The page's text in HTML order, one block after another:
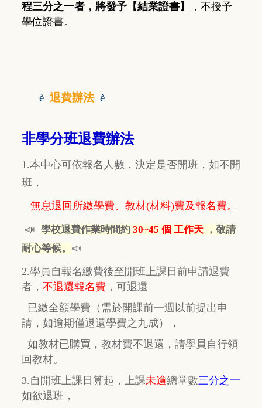
程三分之一者，將發予【結業證書】
，不授予
學位證書。
è 退費辦法 è
非學分班退費辦法
1.本中心可依報名人數，決定是否開班，如不開
班，
無息退回所繳學費、教材(材料)費及報名費。
📣 學校退費作業時間約 30~45 個 工作天 ，敬請
耐心等候。 📣
2.學員自報名繳費後至開班上課日前申請退費
者， 不退還報名費 ， 可退還
已繳全額學費 （需於開課前一週以前提出申
請，如逾期僅退還學費之九成），
如教材已購買，教材費不退還， 請學員自行領
回教材。
3.自開班上課日算起，上課未逾總堂數三分之一
如欲退班，